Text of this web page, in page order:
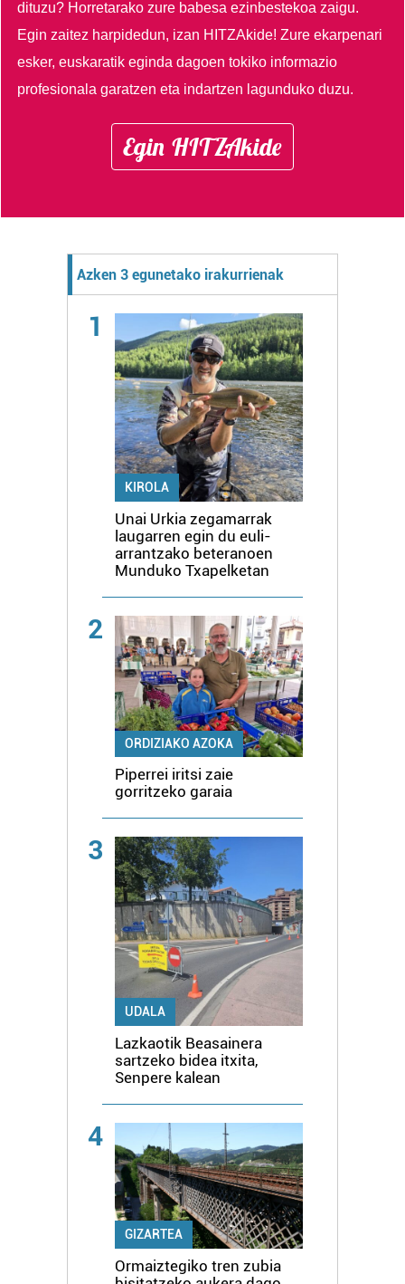
dituzu? Horretarako zure babesa ezinbestekoa zaigu.
Egin zaitez harpidedun, izan HITZAkide!Zure ekarpenari
esker, euskaratik eginda dagoen tokiko informazio
profesionala garatzen eta indartzen lagunduko duzu.
Egin HITZAkide
Azken 3 egunetako irakurrienak
1
KIROLA
Unai Urkia zegamarrak
laugarren egin du euli-
arrantzako beteranoen
Munduko Txapelketan
2
ORDIZIAKO AZOKA
Piperrei iritsi zaie
gorritzeko garaia
3
UDALA
Lazkaotik Beasainera
sartzeko bidea itxita,
Senpere kalean
4
GIZARTEA
Ormaiztegiko tren zubia